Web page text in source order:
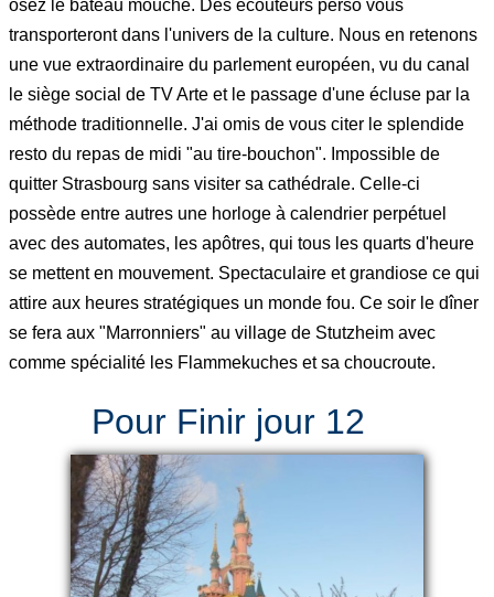
osez le bateau mouche. Des écouteurs perso vous
transporteront dans l'univers de la culture. Nous en retenons
une vue extraordinaire du parlement européen, vu du canal
le siège social de TV Arte et le passage d'une écluse par la
méthode traditionnelle. J'ai omis de vous citer le splendide
resto du repas de midi "au tire-bouchon". Impossible de
quitter Strasbourg sans visiter sa cathédrale. Celle-ci
possède entre autres une horloge à calendrier perpétuel
avec des automates, les apôtres, qui tous les quarts d'heure
se mettent en mouvement. Spectaculaire et grandiose ce qui
attire aux heures stratégiques un monde fou. Ce soir le dîner
se fera aux "Marronniers" au village de Stutzheim avec
comme spécialité les Flammekuches et sa choucroute.
Pour Finir jour 12